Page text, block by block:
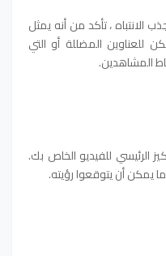
الانتباه ، تأكد من أنه يمثل
للعناوين المضللة أو التي
المشاهدين.
الرئيسي للفيديو الخاص بك.
يمكن أن يتوقعوا رؤيته.